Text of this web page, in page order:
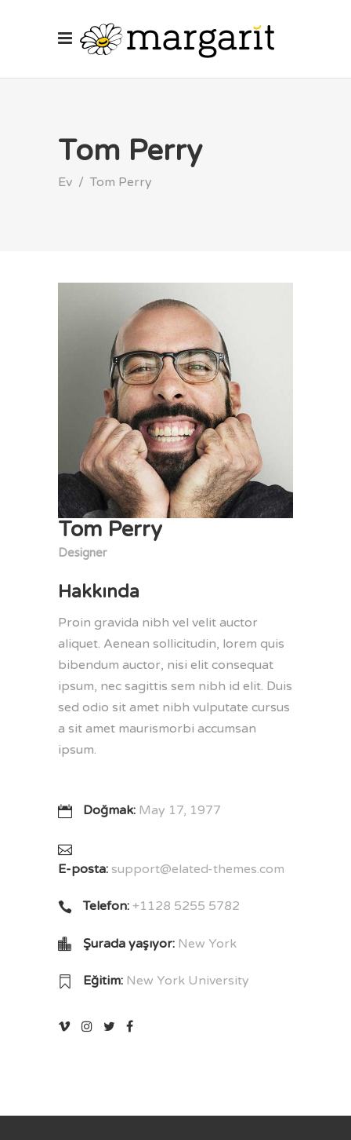
Tom Perry
Ev / Tom Perry
Tom Perry
Designer
Hakkında
Proin gravida nibh vel velit auctor
aliquet. Aenean sollicitudin, lorem quis
bibendum auctor, nisi elit consequat
ipsum, nec sagittis sem nibh id elit. Duis
sed odio sit amet nibh vulputate cursus
a sit amet maurismorbi accumsan
ipsum.
Doğmak: May 17, 1977
E-posta: support@elated-themes.com
Telefon: +1128 5255 5782
Şurada yaşıyor: New York
Eğitim: New York University